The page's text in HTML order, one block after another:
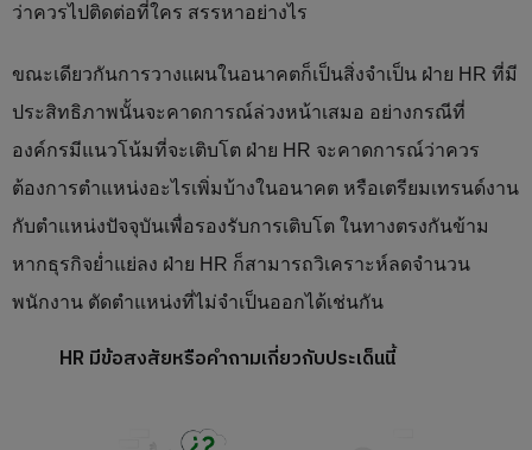
ว่าควรไปติดต่อที่ใคร สรรหาอย่างไร
ขณะเดียวกันการวางแผนในอนาคตก็เป็นสิ่งจำเป็น ฝ่าย HR ที่มี
ประสิทธิภาพนั้นจะคาดการณ์ล่วงหน้าเสมอ อย่างกรณีที่
องค์กรมีแนวโน้มที่จะเติบโต ฝ่าย HR จะคาดการณ์ว่าควร
ต้องการตำแหน่งอะไรเพิ่มบ้างในอนาคต หรือเตรียมเทรนด์งาน
กับตำแหน่งปัจจุบันเพื่อรองรับการเติบโต ในทางตรงกันข้าม
หากธุรกิจย่ำแย่ลง ฝ่าย HR ก็สามารถวิเคราะห์ลดจำนวน
พนักงาน ตัดตำแหน่งที่ไม่จำเป็นออกได้เช่นกัน
HR มีข้อสงสัยหรือคำถามเกี่ยวกับประเด็นนี้